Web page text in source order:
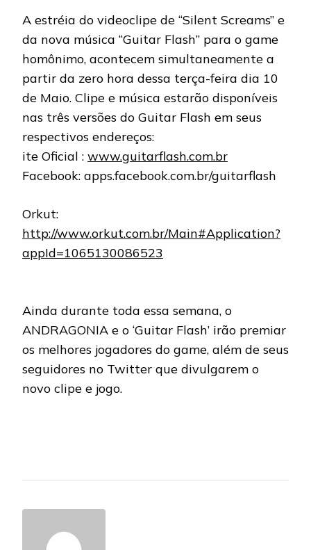
A estréia do videoclipe de “Silent Screams” e
da nova música “Guitar Flash” para o game
homônimo, acontecem simultaneamente a
partir da zero hora dessa terça-feira dia 10
de Maio. Clipe e música estarão disponíveis
nas três versões do Guitar Flash em seus
respectivos endereços:
ite Oficial : www.guitarflash.com.br
Facebook: apps.facebook.com.br/guitarflash
Orkut:
http://www.orkut.com.br/Main#Application?
appId=1065130086523
Ainda durante toda essa semana, o
ANDRAGONIA e o ‘Guitar Flash’ irão premiar
os melhores jogadores do game, além de seus
seguidores no Twitter que divulgarem o
novo clipe e jogo.